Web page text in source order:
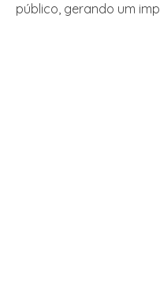
público, gerando um